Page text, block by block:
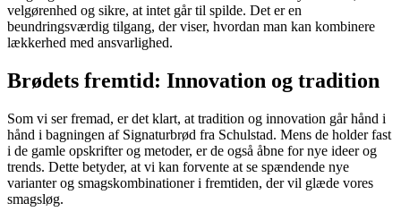
velgørenhed og sikre, at intet går til spilde. Det er en
beundringsværdig tilgang, der viser, hvordan man kan kombinere
lækkerhed med ansvarlighed.
Brødets fremtid: Innovation og tradition
Som vi ser fremad, er det klart, at tradition og innovation går hånd i
hånd i bagningen af Signaturbrød fra Schulstad. Mens de holder fast
i de gamle opskrifter og metoder, er de også åbne for nye ideer og
trends. Dette betyder, at vi kan forvente at se spændende nye
varianter og smagskombinationer i fremtiden, der vil glæde vores
smagsløg.